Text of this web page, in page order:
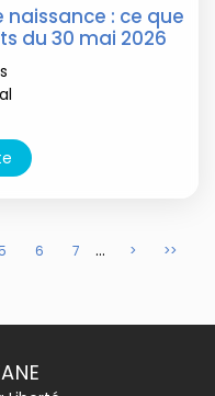
: ce que
du 30 mai 2026
6 7 ... > >>